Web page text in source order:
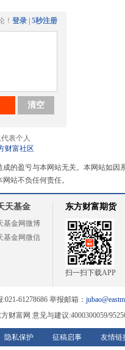
！ 登录 5秒注册
清空
表个人
财富社区
的盈亏与本网站无关。本网站如因
站不负任何责任。
天基金
基金网微博
基金网微信
东方财富期货
扫一扫下载APP
61278686 举报邮箱：
财富网 意见与建议:4000300059/
隐私保护 征稿启事 友情链